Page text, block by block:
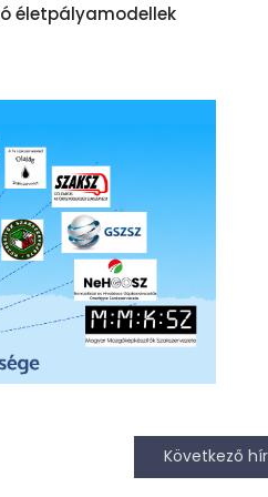
életpályamodellek
Következő hír